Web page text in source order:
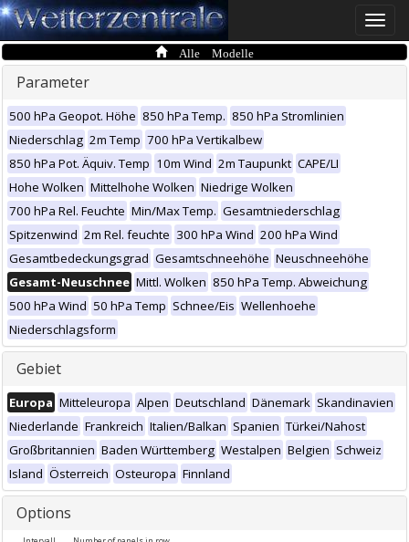
Toggle
Alle Modelle
Parameter
500 hPa Geopot. Höhe 850 hPa Temp. 850 hPa Stromlinien
Niederschlag 2m Temp 700 hPa Vertikalbew
850 hPa Pot. Äquiv. Temp 10m Wind 2m Taupunkt CAPE/LI
Hohe Wolken Mittelhohe Wolken Niedrige Wolken
700 hPa Rel. Feuchte Min/Max Temp. Gesamtniederschlag
Spitzenwind 2m Rel. feuchte 300 hPa Wind 200 hPa Wind
Gesamtbedeckungsgrad Gesamtschneehöhe Neuschneehöhe
Gesamt-Neuschnee Mittl. Wolken 850 hPa Temp. Abweichung
500 hPa Wind 50 hPa Temp Schnee/Eis Wellenhoehe
Niederschlagsform
Gebiet
Europa Mitteleuropa Alpen Deutschland Dänemark Skandinavien
Niederlande Frankreich Italien/Balkan Spanien Türkei/Nahost
Großbritannien Baden Württemberg Westalpen Belgien Schweiz
Island Österreich Osteuropa Finnland
Options